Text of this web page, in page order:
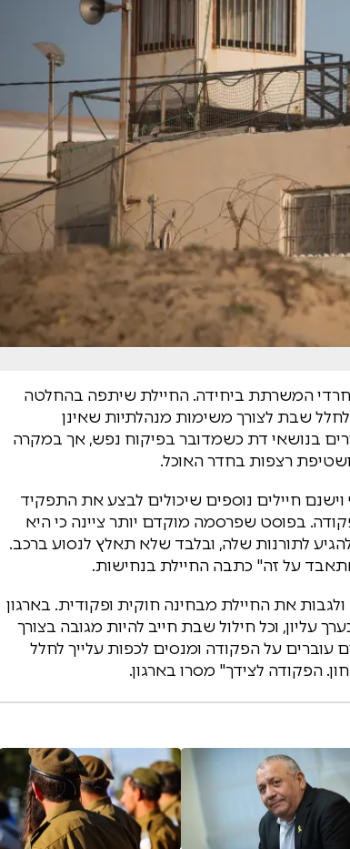
המשרתת ביחידה. החיילת שיתפה בהחלטה
שבת לצורך משימות מנהלתיות שאינן
בנושאי דת כשמדובר בפיקוח נפש, אך במקרה
רצפות בחדר האוכל.
חיילים נוספים שיכולים לבצע את התפקיד
בפוסט שפרסמה מוקדם יותר ציינה כי היא
לתורנות שלה, ובלבד שלא תאלץ לנסוע ברכב.
על זה" כתבה החיילת בנחישות.
את החיילת מבחינה חוקית ופקודית. בארגון
וכל חילול שבת חייב להיות מגובה בצורך
על הפקודה ומנסים לכפות עלייך לחלל
הפקודה לצידך" מסרו בארגון.